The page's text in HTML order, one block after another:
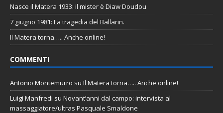
Nasce il Matera 1933: il mister è Diaw Doudou
7 giugno 1981: La tragedia del Ballarin.
Il Matera torna….. Anche online!
COMMENTI
Antonio Montemurro su Il Matera torna….. Anche online!
Luigi Manfredi su Novant’anni dal campo: intervista al
massaggiatore/ultras Pasquale Smaldone